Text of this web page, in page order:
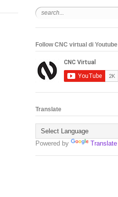
Follow CNC virtual di Youtube
Translate
Powered by Translate